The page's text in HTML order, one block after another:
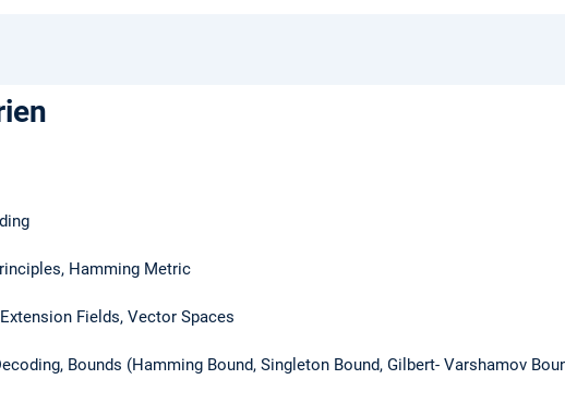
Hamming Metric
Fields, Vector Spaces
Bounds (Hamming Bound, Singleton Bound, Gilbert- Varshamov